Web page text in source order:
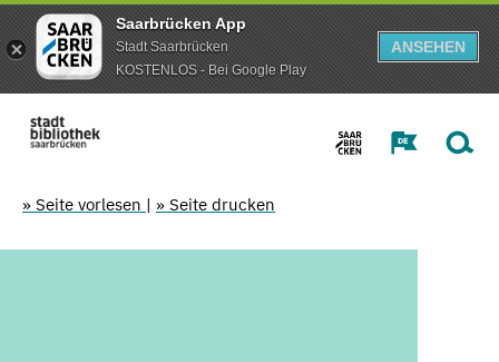
Saarbrücken App
Stadt Saarbrücken
KOSTENLOS - Bei Google Play
ANSEHEN
» Seite vorlesen | » Seite drucken